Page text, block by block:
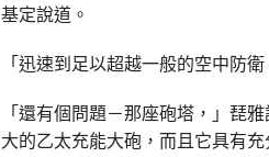
基定說道。
「迅速到足以超越一般的空中防
「還有個問題－那座砲塔，」琵
大的乙太充能大砲，而且它具有